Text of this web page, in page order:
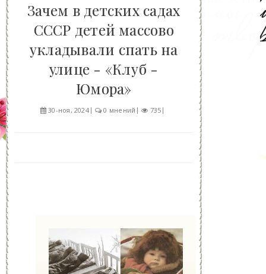
Зачем в детских садах
СССР детей массово
укладывали спать на
улице - «Клуб -
Юмора»
30-ноя, 2024 0 мнений 735